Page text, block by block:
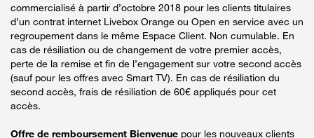
commercialisé à partir d’octobre 2018 pour les clients titulaires
d’un contrat internet Livebox Orange ou Open en service avec un
regroupement dans le même Espace Client. Non cumulable. En
cas de résiliation ou de changement de votre premier accès,
perte de la remise et fin de l’engagement sur votre second accès
(sauf pour les offres avec Smart TV). En cas de résiliation du
second accès, frais de résiliation de 60€ appliqués pour cet
accès.
Offre de remboursement Bienvenue pour les nouveaux clients